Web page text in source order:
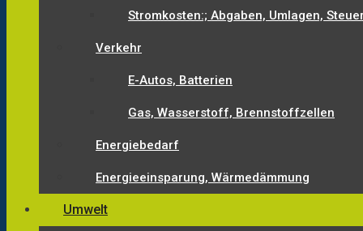
Stromkosten:; Abgaben, Umlagen,
Verkehr
E-Autos, Batterien
Gas, Wasserstoff, Brennstoffzellen
Energiebedarf
Energieeinsparung, Wärmedämmung
Umwelt